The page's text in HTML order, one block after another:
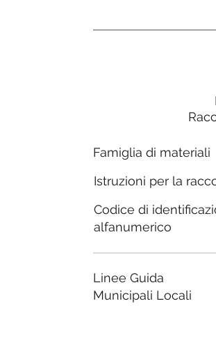
Famiglia di materiali
Istruzioni per la
Codice di
alfanumerico
Linee Guida
Municipali Locali